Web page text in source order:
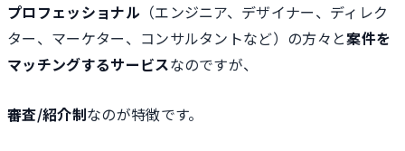
プロフェッショナル（エンジニア、デザイナー、ディレク
ター、マーケター、コンサルタントなど）の方々と案件を
マッチングするサービスなのですが、
審査/紹介制なのが特徴です。